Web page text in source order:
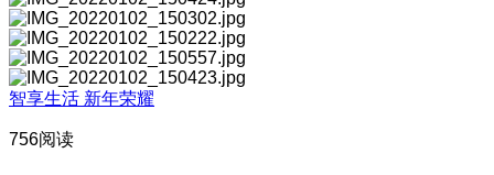
智享生活 新年荣耀
756阅读